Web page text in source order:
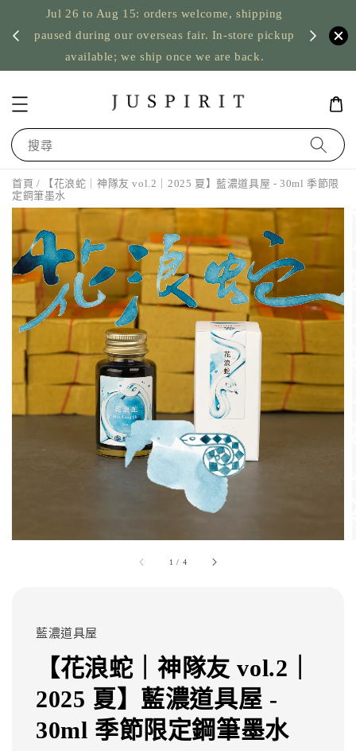
Jul 26 to Aug 15: orders welcome, shipping
paused during our overseas fair. In-store pickup
available; we ship once we are back.
US
搜尋
首頁 / 【花浪蛇｜神隊友 vol.2｜2025 夏】藍濃道具屋 - 30ml 季節限
定鋼筆墨水
1 / 4
藍濃道具屋
【花浪蛇｜神隊友 vol.2｜
2025 夏】藍濃道具屋 -
30ml 季節限定鋼筆墨水